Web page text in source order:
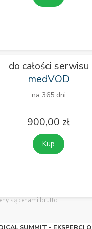
do całości serwisu
medVOD
na 365 dni
900,00 zł
Kup
są cenami brutto